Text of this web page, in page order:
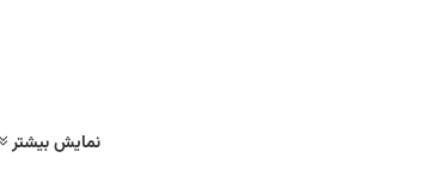
نمایش بیشتر